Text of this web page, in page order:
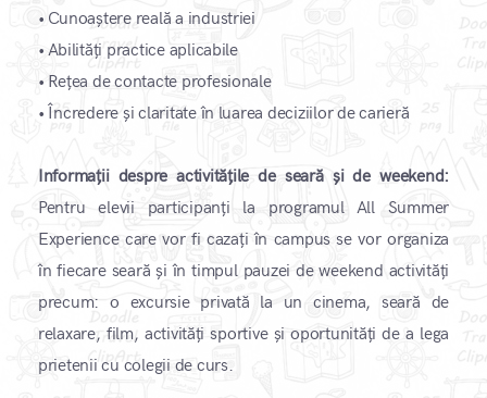
• Cunoaștere reală a industriei
•Abilități practice aplicabile
• Rețea de contacte profesionale
• Încredere și claritate în luarea deciziilor de carieră
Informații despre activitățile de seară și de weekend:
Pentru elevii participanți la programul All Summer
Experience care vor fi cazați în campus se vor organiza
în fiecare seară și în timpul pauzei de weekend activități
precum: o excursie privată la un cinema, seară de
relaxare, film, activități sportive și oportunități de a lega
prietenii cu colegii de curs.